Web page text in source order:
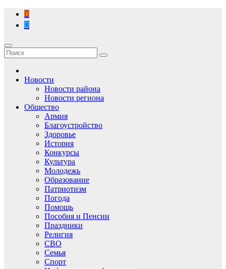
Перейти
содержимому
Новости
Новости района
Новости региона
Общество
Армия
Благоустройство
Здоровье
История
Конкурсы
Культура
Молодежь
Образование
Патриотизм
Погода
Помощь
Пособия и Пенсии
Праздники
Религия
СВО
Семья
Спорт